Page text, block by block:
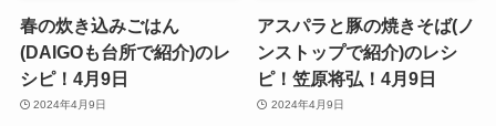
春の炊き込みごはん
(DAIGOも台所で紹介)のレ
シピ！4月9日
2024年4月9日
アスパラと豚の焼きそば(ノ
ンストップで紹介)のレシ
ピ！笠原将弘！4月9日
2024年4月9日